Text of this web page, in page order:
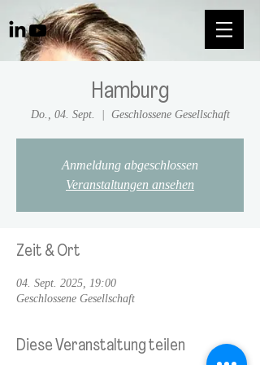
Hamburg
Do., 04. Sept. Geschlossene Gesellschaft
Anmeldung abgeschlossen
Veranstaltungen ansehen
Zeit & Ort
04. Sept. 2025, 19:00
Geschlossene Gesellschaft
Diese Veranstaltung teilen